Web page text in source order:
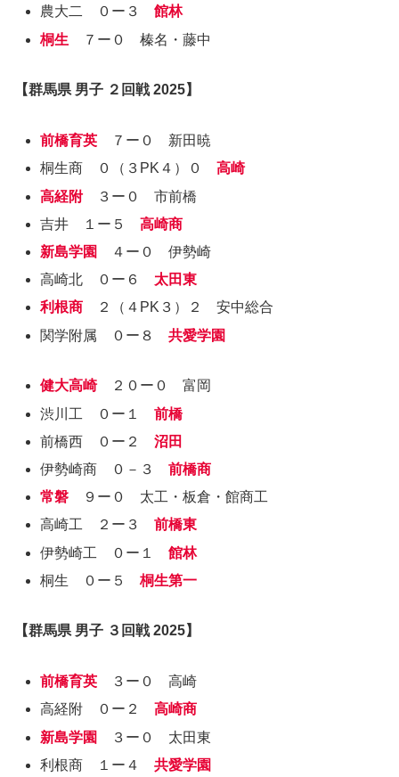
農大二 ０ー３館林
桐生 ７ー０ 榛名・藤中
【群馬県 男子 ２回戦 2025】
前橋育英 ７ー０ 新田暁
桐生商 ０（３PK４）０ 高崎
高経附３ー０ 市前橋
吉井 １ー５高崎商
新島学園
４ー０ 伊勢崎
高崎北 ０ー６ 太田東
利根商 ２（４PK３）２ 安中総合
関学附属 ０ー８共愛学園
健大高崎２０ー０ 富岡
渋川工 ０ー１前橋
前橋西 ０ー２沼田
伊勢崎商 ０－３前橋商
常磐 ９ー０ 太工・板倉・館商工
高崎工 ２ー３前橋東
伊勢崎工 ０ー１館林
桐生 ０ー５桐生第一
【群馬県 男子 ３回戦 2025】
前橋育英 ３ー０ 高崎
高経附 ０ー２ 高崎商
新島学園
３ー０ 太田東
利根商 １ー４共愛学園